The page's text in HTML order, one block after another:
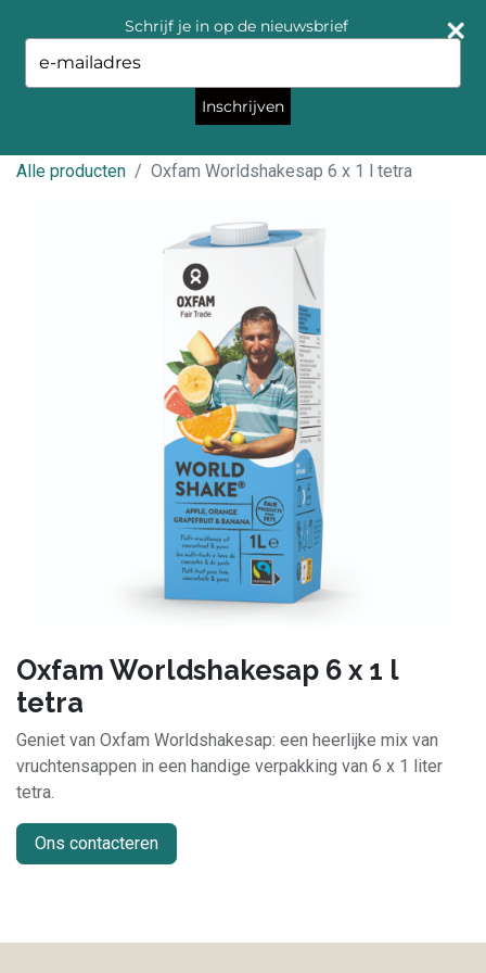
Alle producten Oxfam Worldshakesap 6 x 1 l tetra
Oxfam Worldshakesap 6 x 1 l
tetra
Geniet van Oxfam Worldshakesap: een heerlijke mix van
vruchtensappen in een handige verpakking van 6 x 1 liter
tetra.
Ons contacteren
Schrijf je in op de nieuwsbrief
your
email
Inschrijven